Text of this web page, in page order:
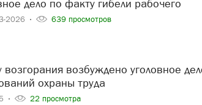
дело по факту гибели рабочего
2026 639 просмотров
охраны труда
22 просмотра